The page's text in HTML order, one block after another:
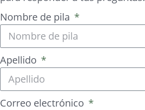
Nombre de pila
Apellido
Correo electrónico